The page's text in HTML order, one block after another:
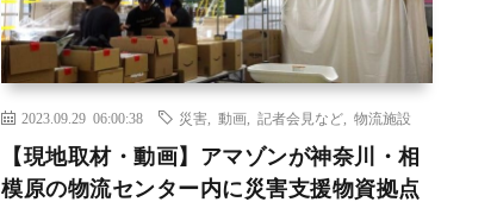
2023.09.29 06:00:38 災害 ,動画 ,記者会見など ,物流施設
【現地取材・動画】アマゾンが神奈川・相
模原の物流センター内に災害支援物資拠点